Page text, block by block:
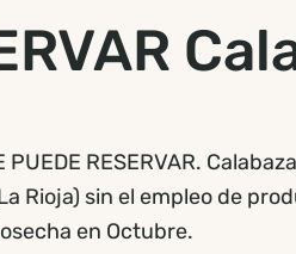
PUEDE RESERVAR.
Rioja) sin el empleo de
en Octubre.